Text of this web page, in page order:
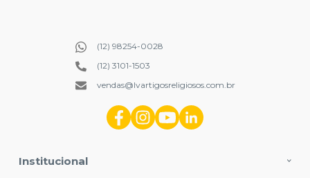
Institucional
(12) 98254-0028
(12) 3101-1503
vendas@lvartigosreligiosos.com.br